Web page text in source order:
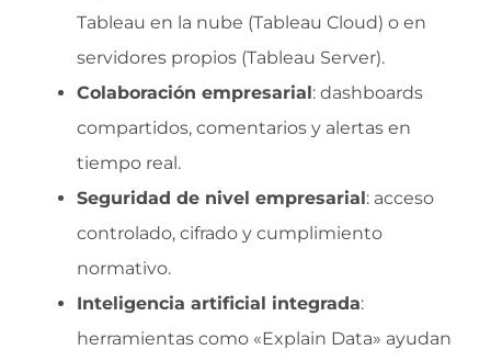
Tableau en la nube (Tableau Cloud) o en
servidores propios (Tableau Server).
Colaboración empresarial: dashboards
compartidos, comentarios y alertas en
tiempo real.
Seguridad de nivel empresarial: acceso
controlado, cifrado y cumplimiento
normativo.
Inteligencia artificial integrada:
herramientas como «Explain Data» ayudan